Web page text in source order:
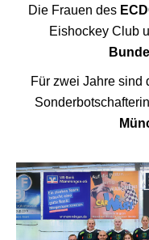
Die Frauen des
Eishockey Club
Für zwei Jahre sind